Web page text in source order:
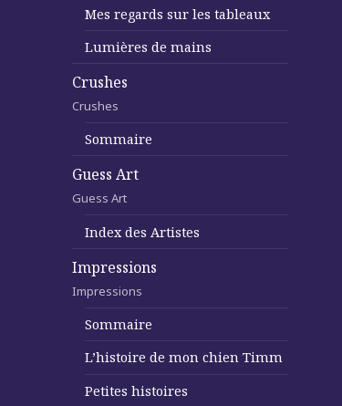
Mes regards sur les tableaux
Lumières de mains
Crushes
Crushes
Sommaire
Guess Art
Guess Art
Index des Artistes
Impressions
Impressions
Sommaire
L’histoire de mon chien Timm
Petites histoires